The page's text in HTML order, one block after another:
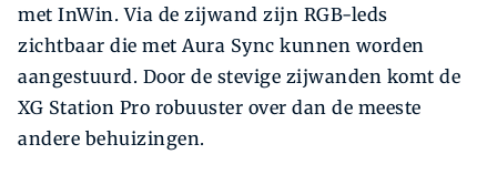
met InWin. Via de zijwand zijn RGB-leds
zichtbaar die met Aura Sync kunnen worden
aangestuurd. Door de stevige zijwanden komt de
XG Station Pro robuuster over dan de meeste
andere behuizingen.